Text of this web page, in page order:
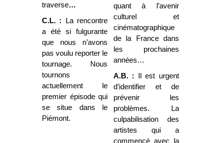
traverse…
C.L. : La rencontre
a été si fulgurante
que nous n’avons
pas voulu reporter le
tournage. Nous
tournons
actuellement le
premier épisode qui
se situe dans le
Piémont.
quant à l’avenir
culturel et
cinématographique
de la France dans
les prochaines
années…
A.B. : Il est urgent
d’identifier et de
prévenir les
problèmes. La
culpabilisation des
artistes qui a
commencé avec la